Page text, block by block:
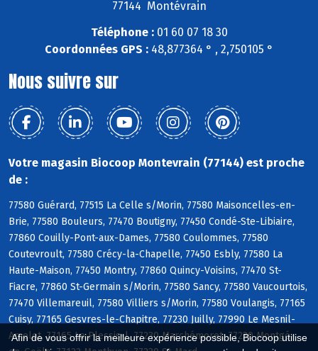
Afin de vous offrir la meilleure expérience possible, Biocoop utilise
77144 Montévrain
Téléphone :01 60 07 18 30
Coordonnées GPS : 48,877364 ° , 2,750105 °
Nous suivre sur
Votre magasin Biocoop Montevrain (77144) est proche
de :
77580 Guérard, 77515 La Celle s/Morin, 77580 Maisoncelles-en-
Brie, 77580 Bouleurs, 77470 Boutigny, 77450 Condé-Ste-Libiaire,
77860 Couilly-Pont-aux-Dames, 77580 Coulommes, 77580
Coutevroult, 77580 Crécy-la-Chapelle, 77450 Esbly, 77580 La
Haute-Maison, 77450 Montry, 77860 Quincy-Voisins, 77470 St-
Fiacre, 77860 St-Germain s/Morin, 77580 Sancy, 77580 Vaucourtois,
77470 Villemareuil, 77580 Villiers s/Morin, 77580 Voulangis, 77165
Cuisy, 77165 Gesvres-le-Chapitre, 77230 Juilly, 77990 Le Mesnil-
Amelot, 77165 Le Plessis-l, 77230 Marchémoret, 77230 Montgé-